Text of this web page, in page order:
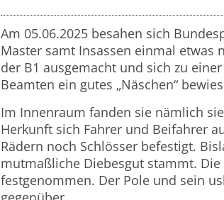
Am 05.06.2025 besahen sich
Master samt Insassen einmal etwas
der B1 ausgemacht und sich zu
Beamten ein gutes „Näschen“
Im Innenraum fanden sie nämlich
Herkunft sich Fahrer und Beifahrer
Rädern noch Schlösser befestigt.
mutmaßliche Diebesgut stammt.
festgenommen. Der Pole und sein